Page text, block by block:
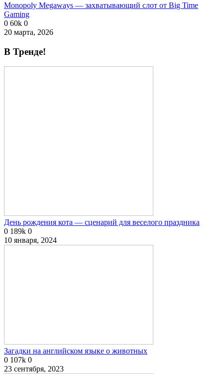
Monopoly Megaways — захватывающий слот от Big Time
Gaming
0 60k 0
20 марта, 2026
В Тренде!
День рождения кота — сценарий для веселого праздника
0 189k 0
10 января, 2024
Загадки на английском языке о животных
0 107k 0
23 сентября, 2023